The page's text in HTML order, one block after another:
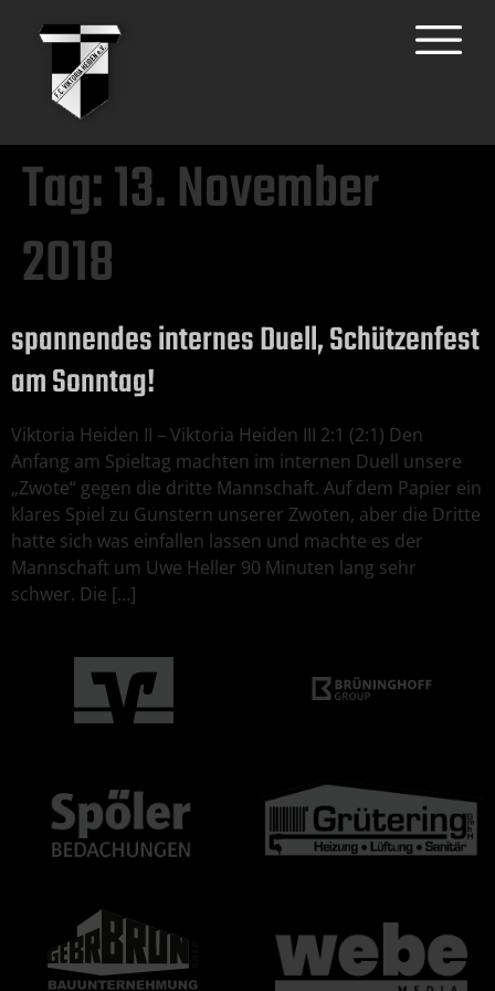
Tag:13. November
2018
spannendes internes Duell, Schützenfest
am Sonntag!
Viktoria Heiden II – Viktoria Heiden III 2:1 (2:1) Den
Anfang am Spieltag machten im internen Duell unsere
„Zwote“ gegen die dritte Mannschaft. Auf dem Papier ein
klares Spiel zu Gunstern unserer Zwoten, aber die Dritte
hatte sich was einfallen lassen und machte es der
Mannschaft um Uwe Heller 90 Minuten lang sehr
schwer. Die […]